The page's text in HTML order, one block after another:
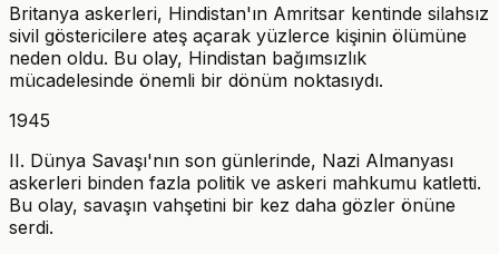
Britanya askerleri, Hindistan'ın Amritsar kentinde silahsız
sivil göstericilere ateş açarak yüzlerce kişinin ölümüne
neden oldu. Bu olay, Hindistan bağımsızlık
mücadelesinde önemli bir dönüm noktasıydı.
1945
II. Dünya Savaşı'nın son günlerinde, Nazi Almanyası
askerleri binden fazla politik ve askeri mahkumu katletti.
Bu olay, savaşın vahşetini bir kez daha gözler önüne
serdi.